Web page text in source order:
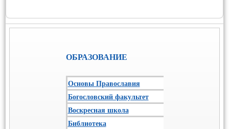
ОБРАЗОВАНИЕ
Основы Православия
Богословский факультет
Воскресная школа
Библиотека